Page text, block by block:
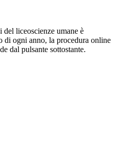
liceoscienze umane è
di ogni anno, la procedura online
dal pulsante sottostante.